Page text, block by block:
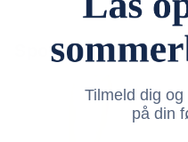
Spotlight:
Tilmeld dig
på din